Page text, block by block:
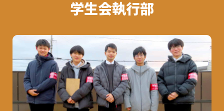
学生会執行部